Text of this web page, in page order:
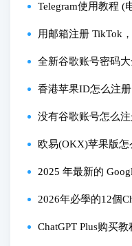
程与安全设置教程
Telegram使用教程 (
方法) +86手机号私
文，电报怎么用怎么
用邮箱注册 TikTok
省事
全新谷歌账号密码大
香港苹果ID怎么注
机怎么注册海外ID
么安装，币安app苹
没有谷歌账号怎么
省时又简单
欧易(OKX)苹果版
程）
2025 年最新的
mail，谷歌网盘，
2026年必學的12個
還能這樣用？！
ChatGPT Plus购买